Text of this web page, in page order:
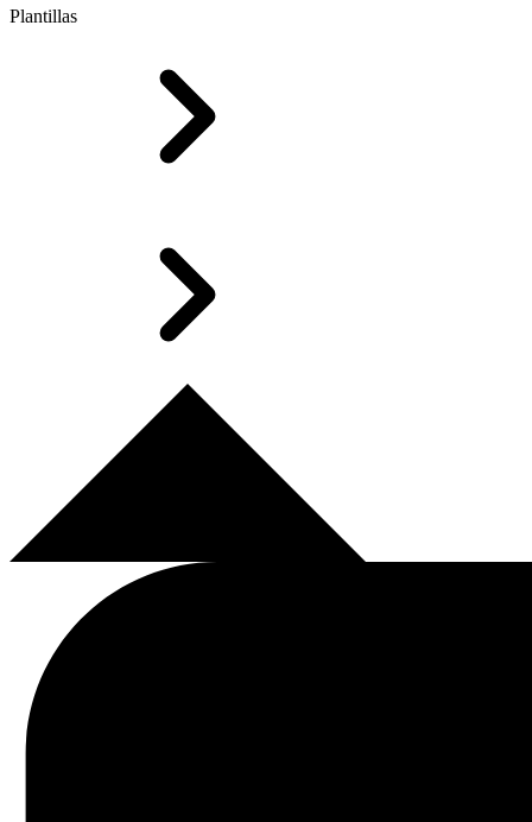
Plantillas